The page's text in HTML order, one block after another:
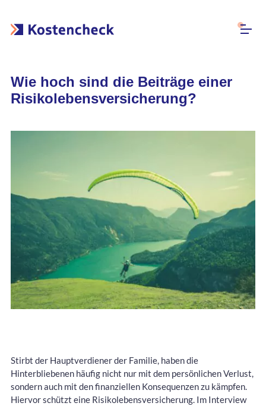
Wie hoch sind die Beiträge einer
Risikolebensversicherung?
Stirbt der Hauptverdiener der Familie, haben die
Hinterbliebenen häufig nicht nur mit dem persönlichen Verlust,
sondern auch mit den finanziellen Konsequenzen zu kämpfen.
Hiervor schützt eine Risikolebensversicherung. Im Interview